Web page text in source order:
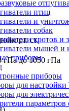
птиц
и
собак
кротов и
мышей и
приборы
приборы
для настройки
для
рт. ст.
гПа до 1050 гПа